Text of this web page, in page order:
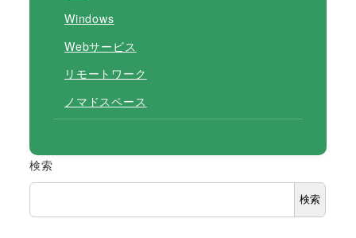
Windows
Webサービス
リモートワーク
ノマドスペース
検索
検索